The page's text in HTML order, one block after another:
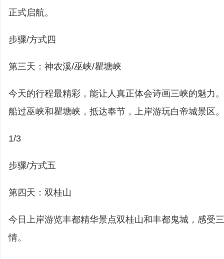
正式启航。
步骤/方式四
第三天：神农溪/巫峡/瞿塘峡
今天的行程最精彩，能让人真正体会诗画三峡的魅力
船过巫峡和瞿塘峡，抵达奉节，上岸游玩白帝城景区。
1/3
步骤/方式五
第四天：双桂山
今日上岸游览丰都精华景点双桂山和丰都鬼城，感受
情。